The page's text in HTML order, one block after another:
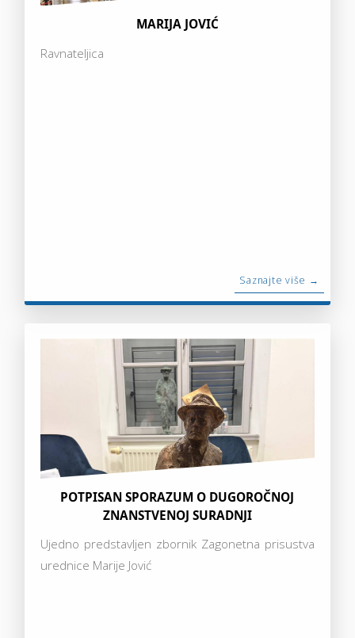
MARIJA JOVIĆ
Ravnateljica
Saznajte više →
POTPISAN SPORAZUM O DUGOROČNOJ
ZNANSTVENOJ SURADNJI
Ujedno predstavljen zbornik Zagonetna prisustva
urednice Marije Jović